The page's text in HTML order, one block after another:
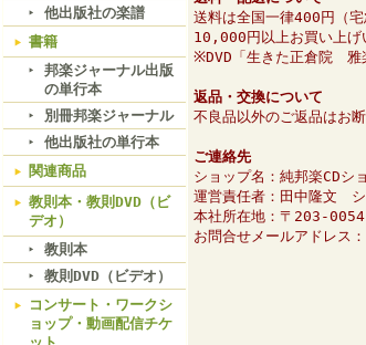
他出版社の楽譜
書籍
邦楽ジャーナル出版
の単行本
別冊邦楽ジャーナル
他出版社の単行本
関連商品
教則本・教則DVD（ビ
デオ）
教則本
教則DVD（ビデオ）
コンサート・ワークシ
ョップ・動画配信チケ
送料は全国一律400円（
10,000円以上お買い上げ
※DVD「生きた正倉院 雅
返品・交換について
不良品以外のご返品はお
ご連絡先
ショップ名：純邦楽CD
運営責任者：田中隆文
本社所在地：〒203-
お問合せメールアドレ